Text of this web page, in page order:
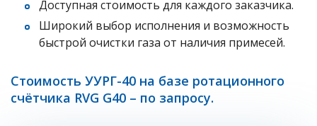
Доступная стоимость для каждого заказчика.
Широкий выбор исполнения и возможность
быстрой очистки газа от наличия примесей.
Стоимость УУРГ-40 на базе ротационного
счётчика RVG G40 – по запросу.